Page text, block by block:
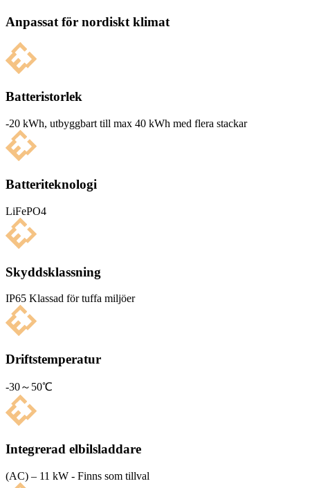
Anpassat för nordiskt klimat
Batteristorlek
-20 kWh, utbyg­g­bart till max 40 kWh med flera stackar
Batteriteknologi
LiFePO4
Skyddsklassning
IP65 Klas­sad för tuffa miljöer
Driftstemperatur
-30～50℃
Integrerad elbilsladdare
(AC) – 11 kW - Finns som tillval